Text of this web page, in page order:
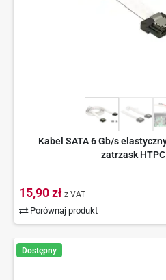
Kabel SATA 6 Gb/s
zatrzask
15,90 zł z VAT
Porównaj produkt
Dostępny